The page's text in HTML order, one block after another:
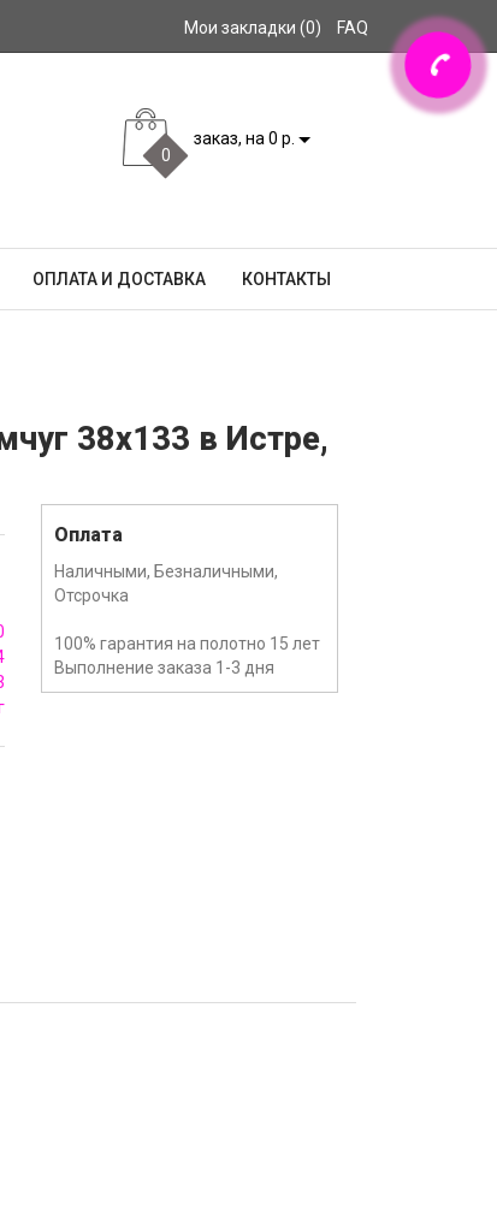
Мои закладки (0) FAQ
0
заказ, на 0 р.
ОПЛАТА И ДОСТАВКА КОНТАКТЫ
38x133 в Истре,
Оплата
Наличными, Безналичными,
Отсрочка
100% гарантия на полотно 15 лет
Выполнение заказа 1-3 дня